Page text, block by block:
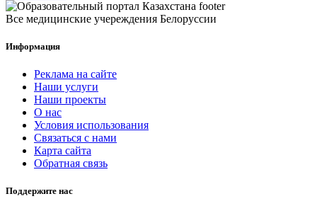
Все медицинские учереждения Белоруссии
Информация
Реклама на сайте
Наши услуги
Наши проекты
О нас
Условия использования
Связаться с нами
Карта сайта
Обратная связь
Поддержите нас